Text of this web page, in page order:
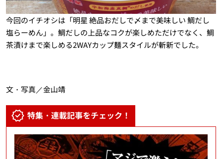
今回のイチオシは「明星 絶品おだしで〆まで美味しい 鯛だし
塩らーめん」。鯛だしの上品なコクが楽しめただけでなく、鯛
茶漬けまで楽しめる2WAYカップ麺スタイルが斬新でした。
文・写真／金山靖
特集・連載記事をチェック！